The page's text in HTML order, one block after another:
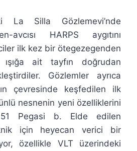
La Silla Gözlemevi’nde
avcısı HARPS aygıtını
ilk kez bir ötegezegenden
ışığa ait tayfın doğrudan
Gözlemler ayrıca
çevresinde keşfedilen ilk
nesnenin yeni özelliklerini
51 Pegasi b. Elde edilen
için heyecan verici bir
özellikle VLT üzerindeki